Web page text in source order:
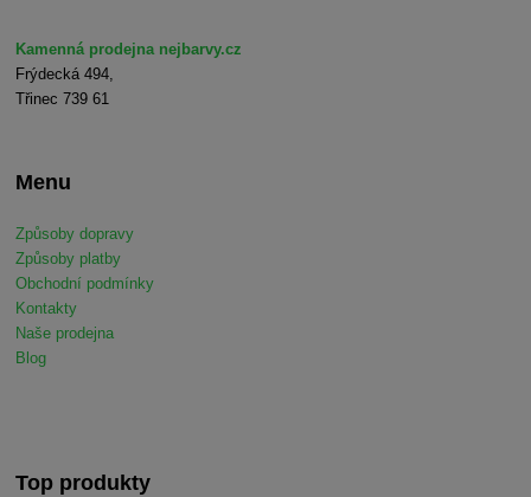
Kamenná prodejna nejbarvy.cz
Frýdecká 494,
Třinec 739 61
Menu
Způsoby dopravy
Způsoby platby
Obchodní podmínky
Kontakty
Naše prodejna
Blog
Top produkty